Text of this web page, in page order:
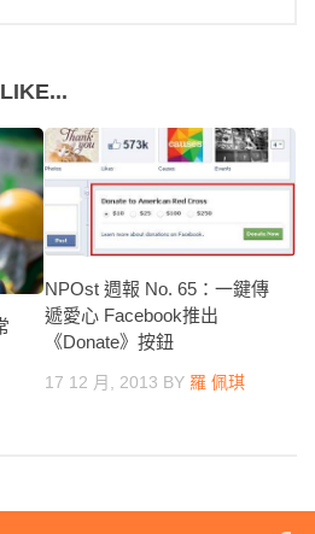
NPOst 週報 No. 65：一鍵傳
遞愛心 Facebook推出
《Donate》按鈕
17 12 月, 2013 BY 羅 佩琪